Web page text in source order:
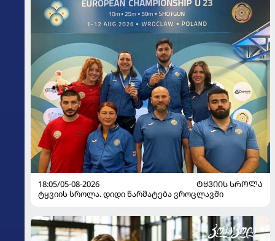
18:05/05-08-2026
ᲢᲧᲕᲘᲘᲡ ᲡᲠᲝᲚᲐ
ტყვიის სროლა. დიდი წარმატება ვროცლავში